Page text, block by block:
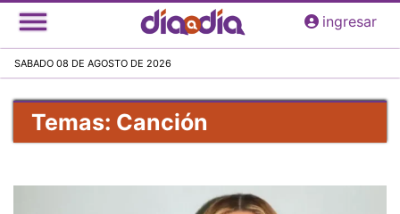
Pasar
al
principal
ingresar
SABADO 08 DE AGOSTO DE 2026
Temas: Canción